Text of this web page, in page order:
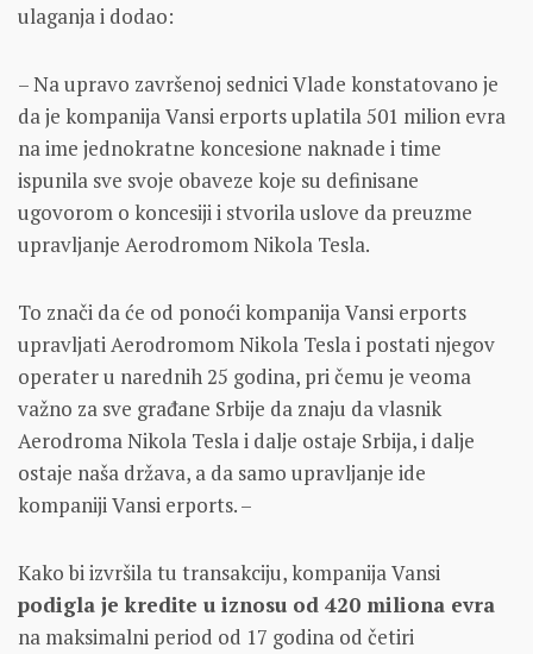
ulaganja i dodao:
– Na upravo završenoj sednici Vlade konstatovano je
da je kompanija Vansi erports uplatila 501 milion evra
na ime jednokratne koncesione naknade i time
ispunila sve svoje obaveze koje su definisane
ugovorom o koncesiji i stvorila uslove da preuzme
upravljanje Aerodromom Nikola Tesla.
To znači da će od ponoći kompanija Vansi erports
upravljati Aerodromom Nikola Tesla i postati njegov
operater u narednih 25 godina, pri čemu je veoma
važno za sve građane Srbije da znaju da vlasnik
Aerodroma Nikola Tesla i dalje ostaje Srbija, i dalje
ostaje naša država, a da samo upravljanje ide
kompaniji Vansi erports. –
Kako bi izvršila tu transakciju, kompanija Vansi
podigla je kredite u iznosu od 420 miliona evra
na maksimalni period od 17 godina od četiri